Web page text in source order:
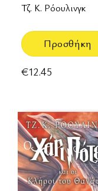
Τζ. Κ. Ρόουλινγκ
Προσθήκη
€12.45